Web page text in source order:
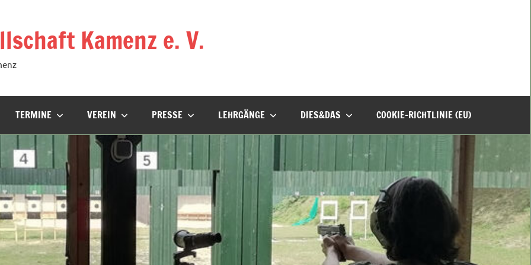
Kamenz e. V.
TERMINE VEREIN PRESSE LEHRGÄNGE DIES&DAS COOKIE-RICHTLINIE (EU)